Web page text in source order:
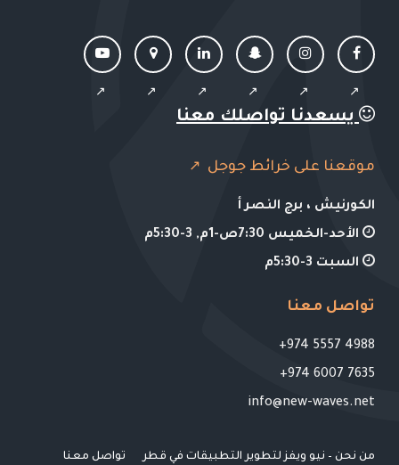
يسعدنا تواصلك معنا
موقعنا على خرائط جوجل
الكورنيش ، برج النصر أ
الأحد-الخميس 7:30ص-1م, 3-5:30م
السبت 3-5:30م
تواصل معنا
4988 5557 974+
7635 6007 974+
info@new-waves.net
من نحن – نيو ويفز لتطوير التطبيقات في قطر تواصل معنا